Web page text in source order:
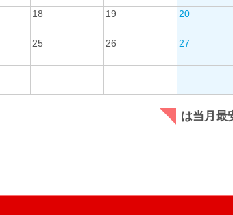
18 19 20
25 26 27
は当月最